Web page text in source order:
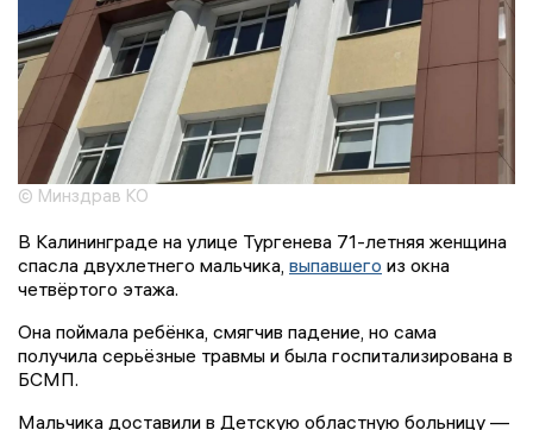
© Минздрав КО
В Калининграде на улице Тургенева 71-летняя женщина
спасла двухлетнего мальчика, выпавшего из окна
четвёртого этажа.
Она поймала ребёнка, смягчив падение, но сама
получила серьёзные травмы и была госпитализирована в
БСМП.
Мальчика доставили в Детскую областную больницу —